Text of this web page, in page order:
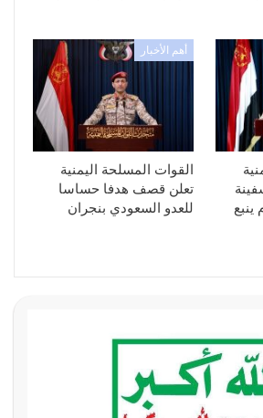
ينبع
أهم الأخبار
القوات المسلحة اليمنية
تعلن قصف هدفا حساسا
للعدو السعودي بنجران